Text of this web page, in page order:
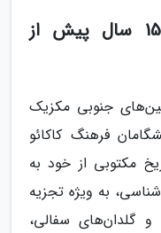
خاستگاه اولمکی (حدود 1500 سال پیش از
جنوبی مکزیک
فرهنگ کاکائو
مکتوبی از خود به
به ویژه تجزیه
گلدان‌های سفالی،